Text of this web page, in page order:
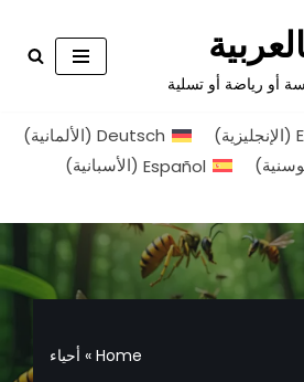
أو رياضة أو تسلية
(الإنجليزية)
Deutsch
(الألمانية)
)
Español
(الأسبانية)
Home
» أحياء